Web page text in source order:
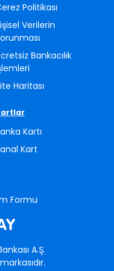
A.Ş.
Politikası
Verilerin
Bankacılık
Haritası
Kartı
Kart
Formu